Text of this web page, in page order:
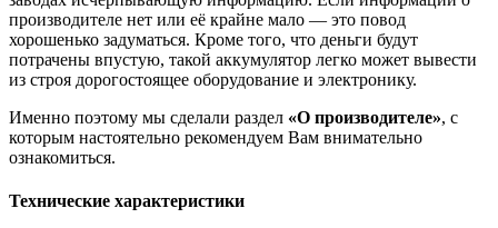
производителе нет или её крайне мало — это повод
хорошенько задуматься. Кроме того, что деньги будут
потрачены впустую, такой аккумулятор легко может вывести
из строя дорогостоящее оборудование и электронику.
Именно поэтому мы сделали раздел «О производителе», с
которым настоятельно рекомендуем Вам внимательно
ознакомиться.
Технические характеристики